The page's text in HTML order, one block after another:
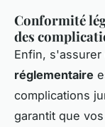
Conformité
des
Enfin, s'assurer
réglementaire
complications
garantit que